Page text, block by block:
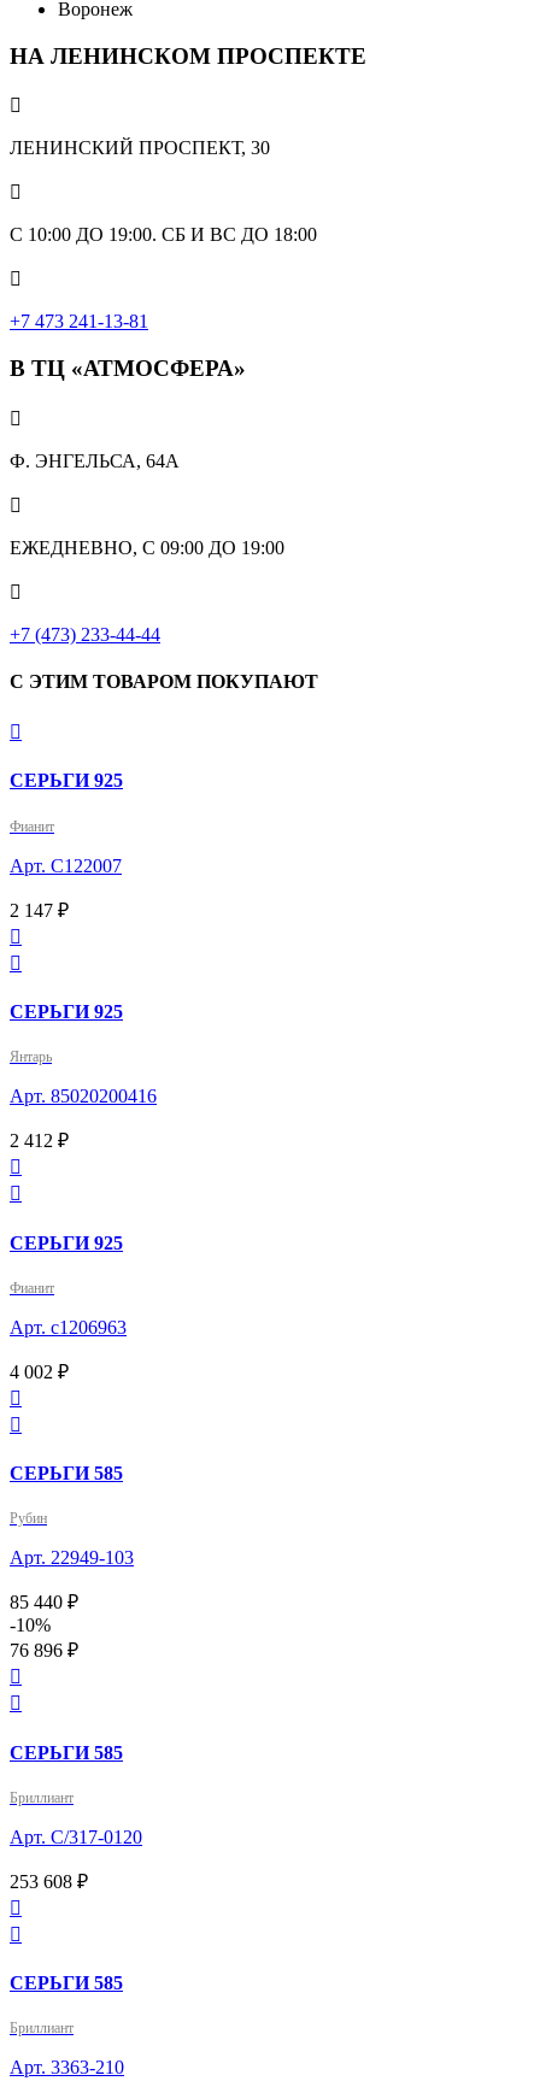
Воронеж
НА ЛЕНИНСКОМ ПРОСПЕКТЕ

ЛЕНИНСКИЙ ПРОСПЕКТ, 30

С 10:00 ДО 19:00. СБ И ВС ДО 18:00

+7 473 241-13-81
В ТЦ «АТМОСФЕРА»

Ф. ЭНГЕЛЬСА, 64А

ЕЖЕДНЕВНО, С 09:00 ДО 19:00

+7 (473) 233-44-44
С ЭТИМ ТОВАРОМ ПОКУПАЮТ

СЕРЬГИ 925
Фианит
Арт. С122007
2 147 ₽


СЕРЬГИ 925
Янтарь
Арт. 85020200416
2 412 ₽


СЕРЬГИ 925
Фианит
Арт. с1206963
4 002 ₽


СЕРЬГИ 585
Рубин
Арт. 22949-103
85 440 ₽
-10%
76 896 ₽


СЕРЬГИ 585
Бриллиант
Арт. С/317-0120
253 608 ₽


СЕРЬГИ 585
Бриллиант
Арт. 3363-210